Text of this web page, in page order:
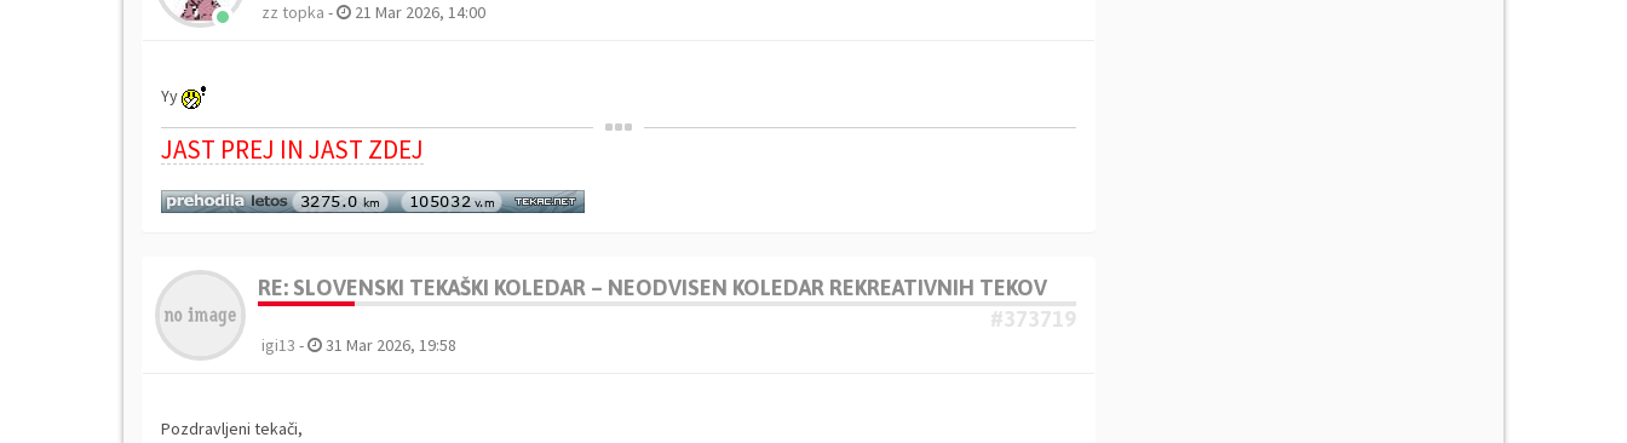
zz topka - 21 Mar 2026, 14:00
Yy
JAST PREJ IN JAST ZDEJ
RE: SLOVENSKI TEKAŠKI KOLEDAR – NEODVISEN KOLEDAR REKREATIVNIH TEKOV
#373719
igi13 - 31 Mar 2026, 19:58
Pozdravljeni tekači,